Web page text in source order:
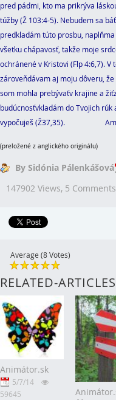
pred pádmi, kto ma prikrýva
túžby (Ž 103:4-5). Nebudem sa
predkladám túto prosbu,
všetku chápavosť, takže moje
ochránené v Kristovi (Flp 4:6,7). V
zároveňdávam aj moju dôveru,
som mohla prebývaťv krajine a
budúcnosťvkladám do Tvojich rúk
vypočuješ (Ž37,35).
(preložené z anglického originálu)
By Sidónia Pálenkášová
147902 Views, 5 Comments
Average (8 Votes)
RELATED-
Animátor.sk
5/7/14
59645